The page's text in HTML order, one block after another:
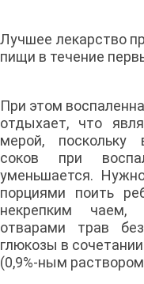
Лучшее лекарство
пищи в течение
При этом
отдыхает, что
мерой, поскольку
соков при
уменьшается.
порциями поить
некрепким чаем,
отварами трав
глюкозы в
(0,9%-ным